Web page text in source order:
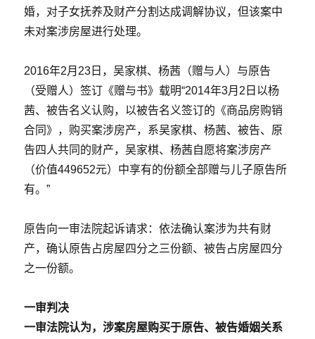
婚，对子女抚养及财产分割达成调解协议，但该案中
未对案涉房屋进行处理。
2016年2月23日，吴家棋、杨茜（赠与人）与原告
（受赠人）签订《赠与书》载明“2014年3月2日以杨
茜、被告名义认购，以被告名义签订的《商品房购销
合同》，购买案涉房产，系吴家棋、杨茜、被告、原
告四人共同的财产，吴家棋、杨茜自愿将案涉房产
（价值449652元）中享有的份额全部赠与儿子原告所
有。”
原告向一审法院起诉请求：依法确认案涉为共有财
产，确认原告占房屋四分之三份额、被告占房屋四分
之一份额。
一审判决
一审法院认为，涉案房屋购买于原告、被告婚姻关系